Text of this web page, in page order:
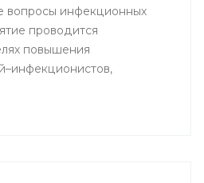
вопросы инфекционных
проводится
повышения
медицинской помощи